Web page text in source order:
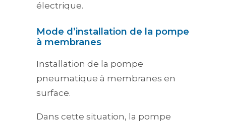
électrique.
Mode d’installation de la pompe
à membranes
Installation de la pompe
pneumatique à membranes en
surface.
Dans cette situation, la pompe